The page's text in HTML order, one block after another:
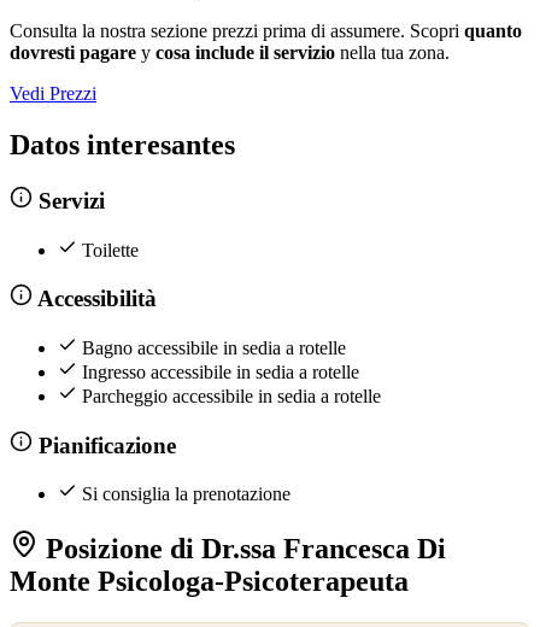
Consulta la nostra sezione prezzi prima di assumere. Scopri quanto
dovresti pagare y cosa include il servizio nella tua zona.
Vedi Prezzi
Datos interesantes
Servizi
Toilette
Accessibilità
Bagno accessibile in sedia a rotelle
Ingresso accessibile in sedia a rotelle
Parcheggio accessibile in sedia a rotelle
Pianificazione
Si consiglia la prenotazione
Posizione di Dr.ssa Francesca Di
Monte Psicologa-Psicoterapeuta